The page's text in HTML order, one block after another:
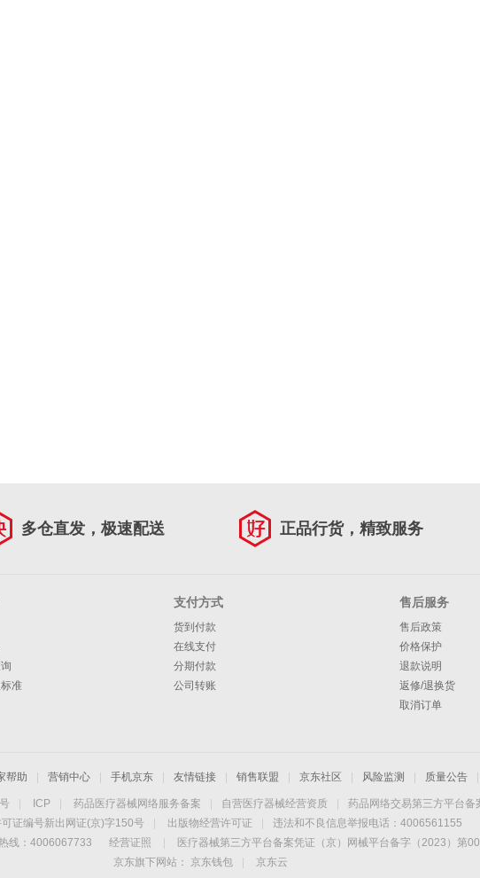
多仓直发，极速配送 正品行货，精致服务
准
支付方式
货到付款
在线支付
分期付款
公司转账
售后服务
售后政策
价格保护
退款说明
返修/退换货
取消订单
帮助 营销中心 手机京东 友情链接 销售联盟 京东社区 风险监测 质量公告
ICP 药品医疗器械网络服务备案 自营医疗器械经营资质 药品网络交易第三方平台备
证编号新出网证(京)字150号
出版物经营许可证
违法和不良信息举报电话：4006561155
线：4006067733 经营证照 医疗器械第三方平台备案凭证（京）网械平台备字（2023）第
京东旗下网站：
京东钱包 京东云